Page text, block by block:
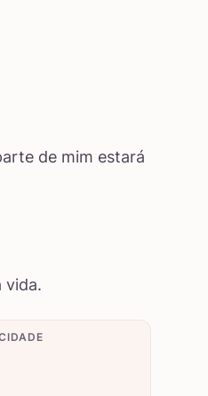
de mim estará
vida.